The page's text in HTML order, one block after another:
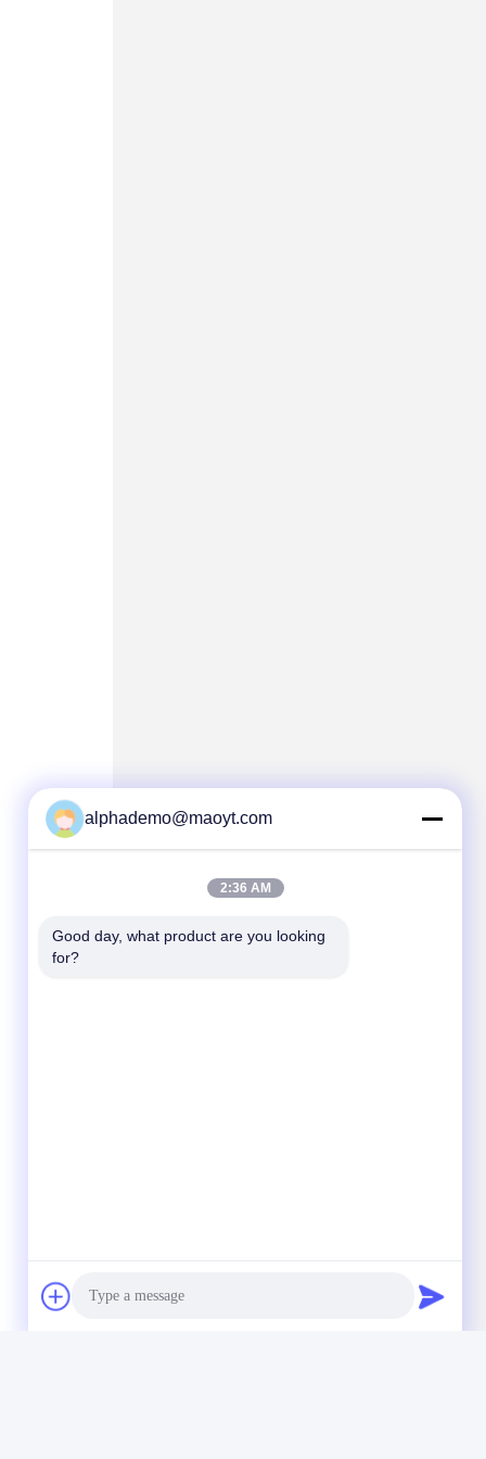
alphademo@maoyt.com
2:36 AM
Good day, what product are you looking
for?